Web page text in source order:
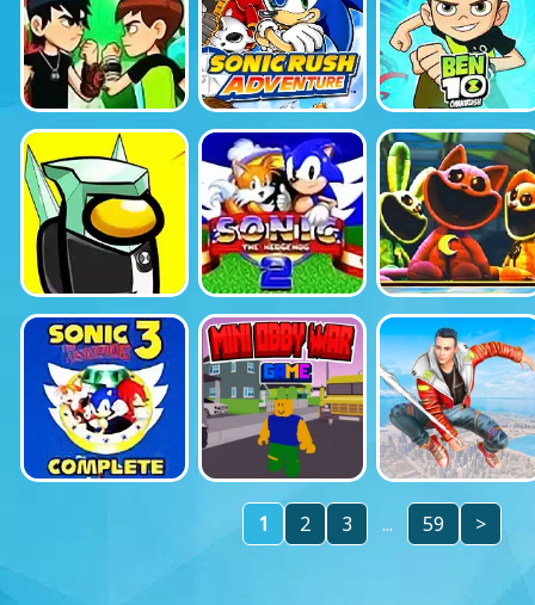
1 2 3 ... 59 >